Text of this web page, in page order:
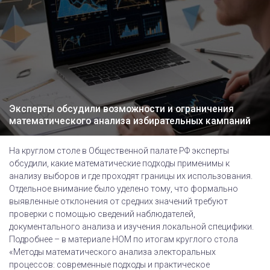
Эксперты обсудили возможности и ограничения
математического анализа избирательных кампаний
На круглом столе в Общественной палате РФ эксперты
обсудили, какие математические подходы применимы к
анализу выборов и где проходят границы их использования.
Отдельное внимание было уделено тому, что формально
выявленные отклонения от средних значений требуют
проверки с помощью сведений наблюдателей,
документального анализа и изучения локальной специфики.
Подробнее – в материале НОМ по итогам круглого стола
«Методы математического анализа электоральных
процессов: современные подходы и практическое